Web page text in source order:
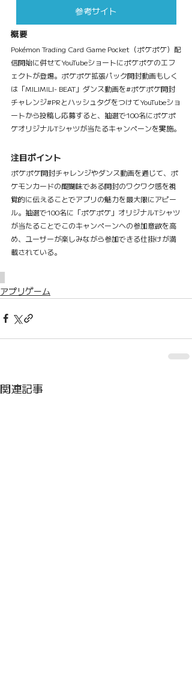
参考サイト
概要
Pokémon Trading Card Game Pocket（ポケポケ）配
信開始に併せてYouTubeショートにポケポケのエフ
ェクトが登場。ポケポケ拡張パック開封動画もしく
は「MILIMILI- BEAT」ダンス動画を#ポケポケ開封
チャレンジ#PRとハッシュタグをつけてYouTubeショ
ートから投稿し応募すると、抽選で100名にポケポ
ケオリジナルTシャツが当たるキャンペーンを実施。
注目ポイント
ポケポケ開封チャレンジやダンス動画を通じて、ポ
ケモンカードの醍醐味である開封のワクワク感を視
覚的に伝えることでアプリの魅力を最大限にアピー
ル。抽選で100名に「ポケポケ」オリジナルTシャツ
が当たることでこのキャンペーンへの参加意欲を高
め、ユーザーが楽しみながら参加できる仕掛けが満
載されている。
アプリゲーム
関連記事